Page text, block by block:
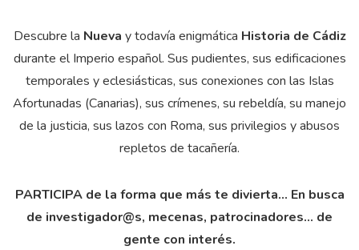
Descubre la Nueva y todavía enigmática Historia de Cádiz
durante el Imperio español. Sus pudientes, sus edificaciones
temporales y eclesiásticas, sus conexiones con las Islas
Afortunadas (Canarias), sus crímenes, su rebeldía, su manejo
de la justicia, sus lazos con Roma, sus privilegios y abusos
repletos de tacañería.
PARTICIPA de la forma que más te divierta… En busca
de investigador@s, mecenas, patrocinadores… de
gente con interés.